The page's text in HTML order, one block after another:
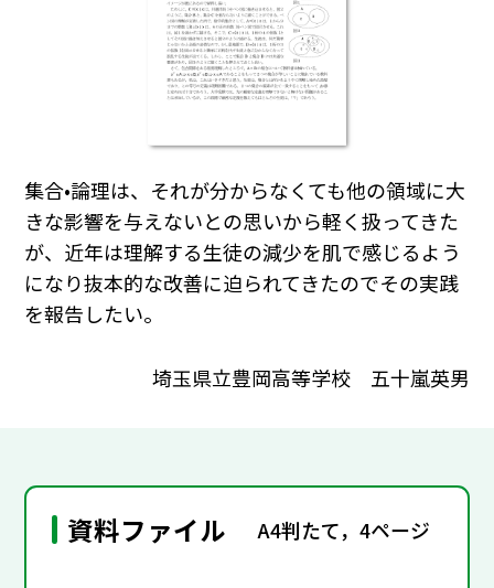
集合•論理は、それが分からなくても他の領域に大
きな影響を与えないとの思いから軽く扱ってきた
が、近年は理解する生徒の減少を肌で感じるよう
になり抜本的な改善に迫られてきたのでその実践
を報告したい。
埼玉県立豊岡高等学校 五十嵐英男
資料ファイル A4判たて，4ページ